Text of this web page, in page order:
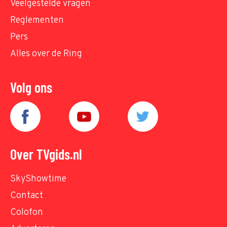
Veelgestelde vragen
Reglementen
Pers
Alles over de Ring
Volg ons
Over TVgids.nl
SkyShowtime
Contact
Colofon